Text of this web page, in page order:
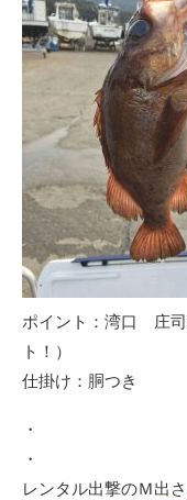
ポイント：湾口 庄
ト！）
仕掛け：胴つき
・
・
レンタル出撃のＭ出